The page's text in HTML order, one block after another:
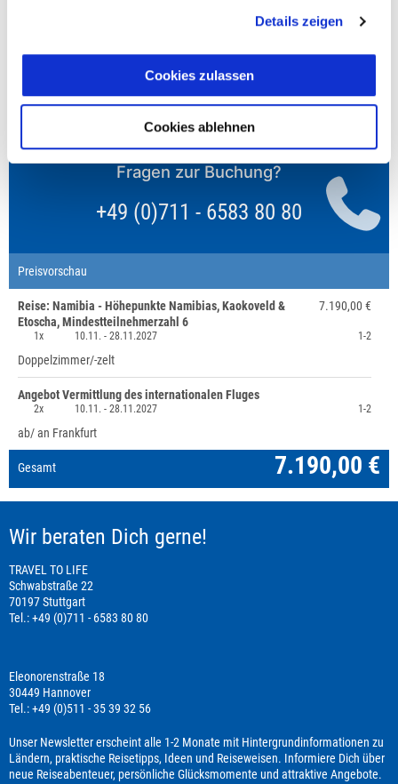
Details zeigen
Cookies zulassen
Cookies ablehnen
reduzierten oder den gesamten Einzelzimmerzuschlag.
Zuschlag zurück.
Unsere Reisen und Seminare sind nicht barrierefrei.
Fragen zur Buchung?
+49 (0)711 - 6583 80 80
Preisvorschau
7.190,00 €
Reise: Namibia - Höhepunkte Namibias, Kaokoveld &
Etoscha, Mindestteilnehmerzahl 6
1x 10.11. -28.11.2027 1-2
Doppelzimmer/-zelt
Angebot Vermittlung des internationalen Fluges
2x 10.11. -28.11.2027 1-2
ab/ an Frankfurt
Gesamt 7.190,00 €
Wir beraten Dich gerne!
TRAVEL TO LIFE
Schwabstraße 22
70197 Stuttgart
Tel.: +49 (0)711 - 6583 80 80
Eleonorenstraße 18
30449 Hannover
Tel.: +49 (0)511 - 35 39 32 56
Unser Newsletter erscheint alle 1-2 Monate mit Hintergrundinformationen zu
Ländern, praktische Reisetipps, Ideen und Reiseweisen. Informiere Dich über
neue Reiseabenteuer, persönliche Glücksmomente und attraktive Angebote.